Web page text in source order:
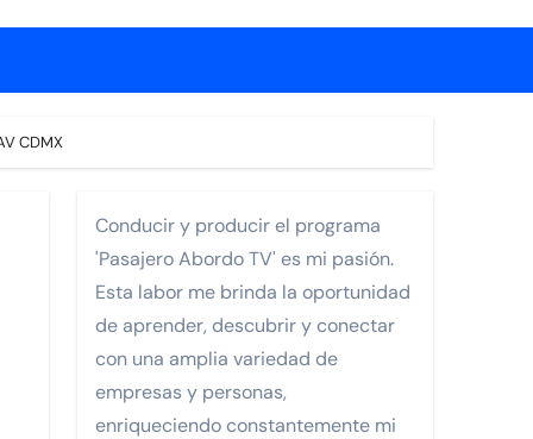
de Nayarit.
Cabos Pedregal
CDMX
Conducir y producir el programa
'Pasajero Abordo TV' es mi pasión.
Esta labor me brinda la oportunidad
de aprender, descubrir y conectar
con una amplia variedad de
empresas y personas,
enriqueciendo constantemente mi